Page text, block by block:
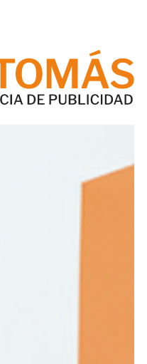
agencia de